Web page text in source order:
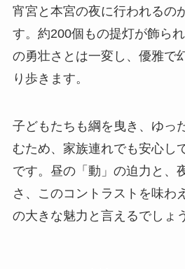
宵宮と本宮の夜に行われるの
す。約200個もの提灯が飾ら
の勇壮さとは一変し、優雅で
り歩きます。
子どもたちも綱を曳き、ゆっ
むため、家族連れでも安心し
です。昼の「動」の迫力と、
さ、このコントラストを味わ
の大きな魅力と言えるでしょ